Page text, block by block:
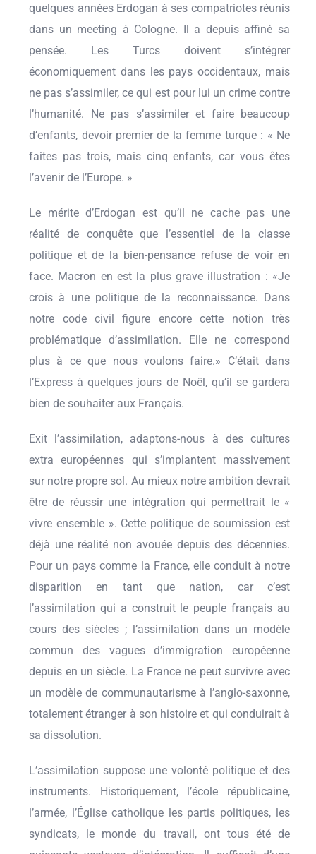
quelques années Erdogan à ses compatriotes réunis
dans un meeting à Cologne. Il a depuis affiné sa
pensée. Les Turcs doivent s’intégrer
économiquement dans les pays occidentaux, mais
ne pas s’assimiler, ce qui est pour lui un crime contre
l’humanité. Ne pas s’assimiler et faire beaucoup
d’enfants, devoir premier de la femme turque : « Ne
faites pas trois, mais cinq enfants, car vous êtes
l’avenir de l’Europe. »
Le mérite d’Erdogan est qu’il ne cache pas une
réalité de conquête que l’essentiel de la classe
politique et de la bien-pensance refuse de voir en
face. Macron en est la plus grave illustration : «Je
crois à une politique de la reconnaissance. Dans
notre code civil figure encore cette notion très
problématique d’assimilation. Elle ne correspond
plus à ce que nous voulons faire.» C’était dans
l’Express à quelques jours de Noël, qu’il se gardera
bien de souhaiter aux Français.
Exit l’assimilation, adaptons-nous à des cultures
extra européennes qui s’implantent massivement
sur notre propre sol. Au mieux notre ambition devrait
être de réussir une intégration qui permettrait le «
vivre ensemble ». Cette politique de soumission est
déjà une réalité non avouée depuis des décennies.
Pour un pays comme la France, elle conduit à notre
disparition en tant que nation, car c’est
l’assimilation qui a construit le peuple français au
cours des siècles ; l’assimilation dans un modèle
commun des vagues d’immigration européenne
depuis en un siècle. La France ne peut survivre avec
un modèle de communautarisme à l’anglo-saxonne,
totalement étranger à son histoire et qui conduirait à
sa dissolution.
L’assimilation suppose une volonté politique et des
instruments. Historiquement, l’école républicaine,
l’armée, l’Église catholique les partis politiques, les
syndicats, le monde du travail, ont tous été de